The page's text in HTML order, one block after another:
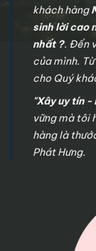
khách hàng
sinh lời cao
nhất ?. Đến
của mình.
cho Quý
"Xây uy tín -
vững mà tôi
hàng là
Phát Hưng.